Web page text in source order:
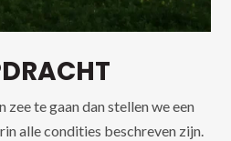
zee te gaan dan stellen we een
alle condities beschreven zijn.